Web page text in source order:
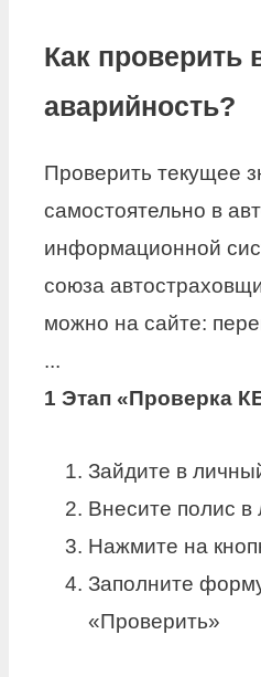
Как проверить
аварийность?
Проверить текущее
самостоятельно в
информационной
союза
можно на сайте:
...
1 Этап «Проверка
Зайдите в
Внесите полис в
Нажмите на
Заполните
«Проверить»